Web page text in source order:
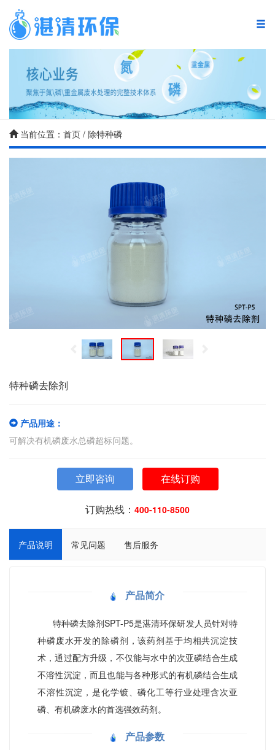
湛清首页
废水处理产品
废水处理方案
废水处理案例
废水处理技术
新闻中心
联系我们
当前位置： 首页 / 除特种磷
特种磷去除剂
产品用途：
可解决有机磷废水总磷超标问题。
立即咨询 在线订购
订购热线： 400-110-8500
产品说明 常见问题 售后服务
产品简介
特种磷去除剂SPT-P5是湛清环保研发人员针对特
种磷废水开发的除磷剂 ，该药剂基于均相共沉淀技
术，通过配方升级，不仅能与水中的次亚磷结合生成
不溶性沉淀，而且也能与各种形式的有机磷结合生成
不溶性沉淀，是化学镀、磷化工等行业处理含次亚
磷、有机磷废水的首选强效药剂。
产品参数